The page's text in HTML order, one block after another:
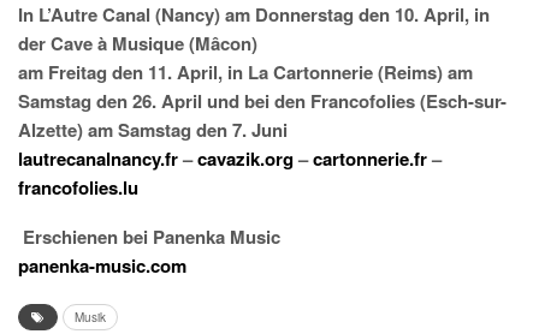
In L’Autre Canal (Nancy) am Donnerstag den 10. April, in
der Cave à Musique (Mâcon)
am Freitag den 11. April, in La Cartonnerie (Reims) am
Samstag den 26. April und bei den Francofolies (Esch-sur-
Alzette) am Samstag den 7. Juni
lautrecanalnancy.fr–cavazik.org–cartonnerie.fr–
francofolies.lu
Erschienen bei Panenka Music
panenka-music.com
Musik